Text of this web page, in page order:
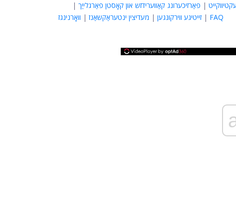
| פאַרזיכערונג קאַווערידזש און קאָסטן פאַרגלייַך|
זייטיגע ווירקונגען | מעדיצין ינטעראַקשאַנז | וואָרנינגז | FAQ